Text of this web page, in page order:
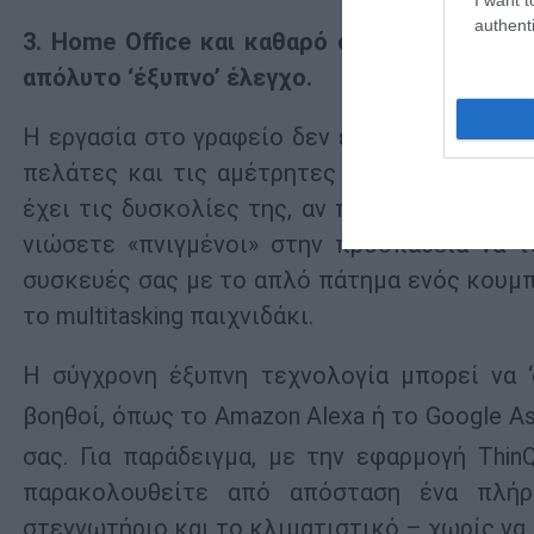
3. Home Office και καθαρό σπίτι, γίνεται;
απόλυτο ‘έξυπνο’ έλεγχο.
Η εργασία στο γραφείο δεν είναι εύκολη με
πελάτες και τις αμέτρητες τηλεφωνικές
έχει τις δυσκολίες της, αν προστεθούν και
νιώσετε «πνιγμένοι» στην προσπάθεια
συσκευές σας με το απλό πάτημα ενός
το multitasking παιχνιδάκι.
Η σύγχρονη έξυπνη τεχνολογία μπορεί να
βοηθοί, όπως το Amazon Alexa ή το Google
σας. Για παράδειγμα, με την εφαρμογή
παρακολουθείτε από απόσταση ένα
στεγνωτήριο και το κλιματιστικό – χωρίς